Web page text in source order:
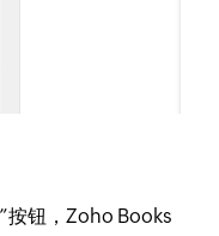
按钮，Zoho Books